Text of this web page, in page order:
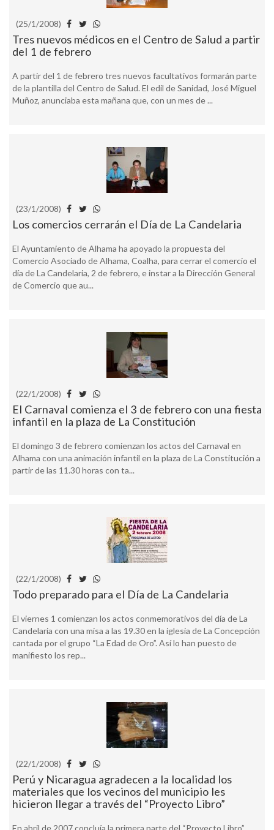
(25/1/2008)
Tres nuevos médicos en el Centro de Salud a partir
del 1 de febrero
A partir del 1 de febrero tres nuevos facultativos formarán parte
de la plantilla del Centro de Salud. El edil de Sanidad, José Miguel
Muñoz, anunciaba esta mañana que, con un mes de ...
(23/1/2008)
Los comercios cerrarán el Día de La Candelaria
El Ayuntamiento de Alhama ha apoyado la propuesta del
Comercio Asociado de Alhama, Coalha, para cerrar el comercio el
día de La Candelaria, 2 de febrero, e instar a la Dirección General
de Comercio que au...
(22/1/2008)
El Carnaval comienza el 3 de febrero con una fiesta
infantil en la plaza de La Constitución
El domingo 3 de febrero comienzan los actos del Carnaval en
Alhama con una animación infantil en la plaza de La Constitución a
partir de las 11.30 horas con ta...
(22/1/2008)
Todo preparado para el Día de La Candelaria
El viernes 1 comienzan los actos conmemorativos del día de La
Candelaria con una misa a las 19.30 en la iglesia de La Concepción
cantada por el grupo “La Edad de Oro”. Así lo han puesto de
manifiesto los rep...
(22/1/2008)
Perú y Nicaragua agradecen a la localidad los
materiales que los vecinos del municipio les
hicieron llegar a través del “Proyecto Libro”